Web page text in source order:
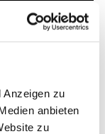
Anzeigen zu
anbieten
zu